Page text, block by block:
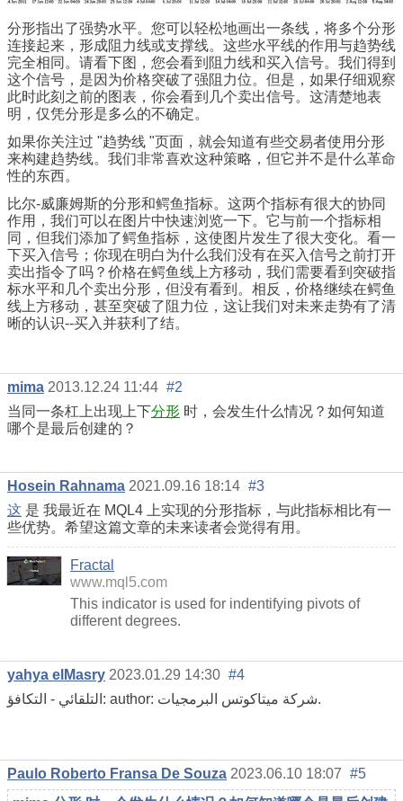
分形指出了强势水平。您可以轻松地画出一条线，将多个分形
连接起来，形成阻力线或支撑线。这些水平线的作用与趋势线
完全相同。请看下图，您会看到阻力线和买入信号。我们得到
这个信号，是因为价格突破了强阻力位。但是，如果仔细观察
此时此刻之前的图表，你会看到几个卖出信号。这清楚地表
明，仅凭分形是多么的不确定。
如果你关注过 "趋势线 "页面，就会知道有些交易者使用分形
来构建趋势线。我们非常喜欢这种策略，但它并不是什么革命
性的东西。
比尔-威廉姆斯的分形和鳄鱼指标。这两个指标有很大的协同
作用，我们可以在图片中快速浏览一下。它与前一个指标相
同，但我们添加了鳄鱼指标，这使图片发生了很大变化。看一
下买入信号；你现在明白为什么我们没有在买入信号之前打开
卖出指令了吗？价格在鳄鱼线上方移动，我们需要看到突破指
标水平和几个卖出分形，但没有看到。相反，价格继续在鳄鱼
线上方移动，甚至突破了阻力位，这让我们对未来走势有了清
晰的认识--买入并获利了结。
mima 2013.12.24 11:44 #2
当同一条杠上出现上下分形 时，会发生什么情况？如何知道
哪个是最后创建的？
Hosein Rahnama 2021.09.16 18:14 #3
这 是 我最近在 MQL4 上实现的分形指标，与此指标相比有一
些优势。希望这篇文章的未来读者会觉得有用。
Fractal
www.mql5.com
This indicator is used for indentifying pivots of
different degrees.
yahya elMasry 2023.01.29 14:30 #4
التلقائي - التكافؤ: author: شركة ميتاكوتس البرمجيات.
Paulo Roberto Fransa De Souza 2023.06.10 18:07 #5